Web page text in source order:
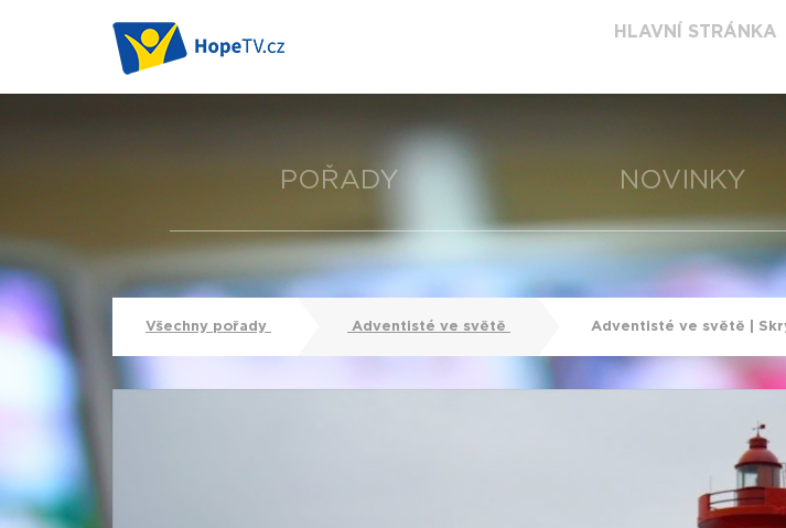
HLAVNÍ STRÁNKA
POŘADY NOVINKY
Všechny pořady Adventisté ve světě Adventisté ve světě |